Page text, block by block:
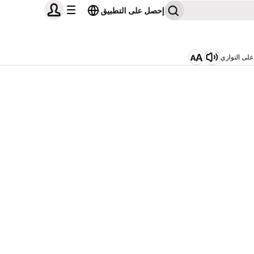
إحصل على التطبيق
على التوازي